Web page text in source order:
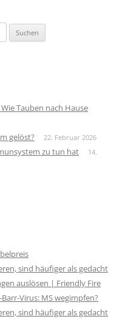
Tauben nach Hause
gelöst? 22. Februar 2026
zu tun hat
14.
sind häufiger als gedacht
auslösen | Friendly Fire
Virus: MS wegimpfen?
sind häufiger als gedacht